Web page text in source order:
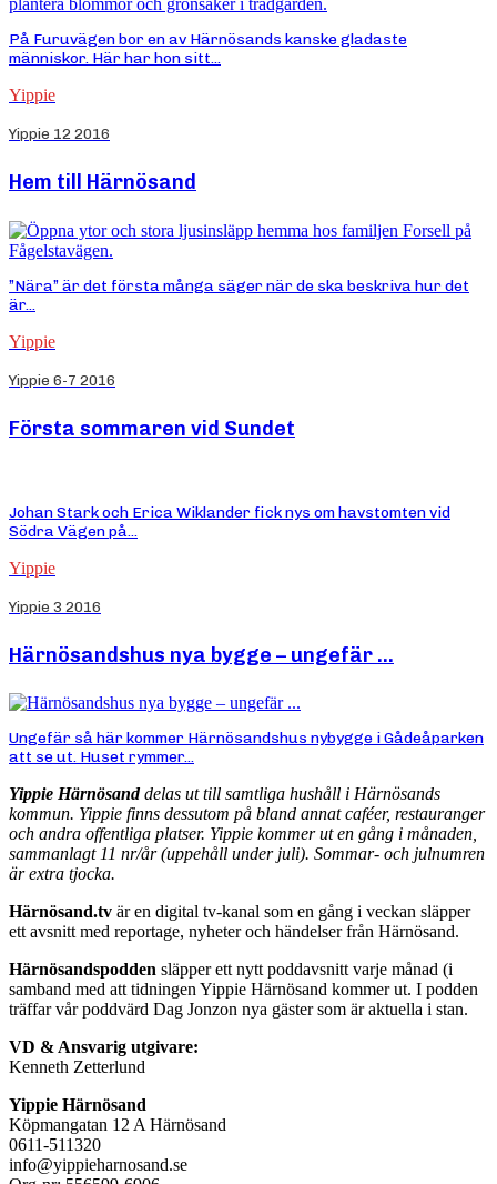
På Furuvägen bor en av Härnösands kanske gladaste
människor. Här har hon sitt...
Yippie
Yippie 12 2016
Hem till Härnösand
”Nära” är det första många säger när de ska beskriva hur det
är...
Yippie
Yippie 6-7 2016
Första sommaren vid Sundet
Johan Stark och Erica Wiklander fick nys om havstomten vid
Södra Vägen på...
Yippie
Yippie 3 2016
Härnösandshus nya bygge – ungefär …
Ungefär så här kommer Härnösandshus nybygge i Gådeåparken
att se ut. Huset rymmer...
Yippie Härnösanddelas ut till samtliga hushåll i Härnösands
kommun. Yippie finns dessutom på bland annat caféer, restauranger
och andra offentliga platser. Yippie kommer ut en gång i månaden,
sammanlagt 11 nr/år (uppehåll under juli). Sommar- och julnumren
är extra tjocka.
Härnösand.tv är en digital tv-kanal som en gång i veckan släpper
ett avsnitt med reportage, nyheter och händelser från Härnösand.
Härnösandspodden släpper ett nytt poddavsnitt varje månad (i
samband med att tidningen Yippie Härnösand kommer ut. I podden
träffar vår poddvärd Dag Jonzon nya gäster som är aktuella i stan.
VD & Ansvarig utgivare:
Kenneth Zetterlund
Yippie Härnösand
Köpmangatan 12 A Härnösand
0611-511320
info@yippieharnosand.se